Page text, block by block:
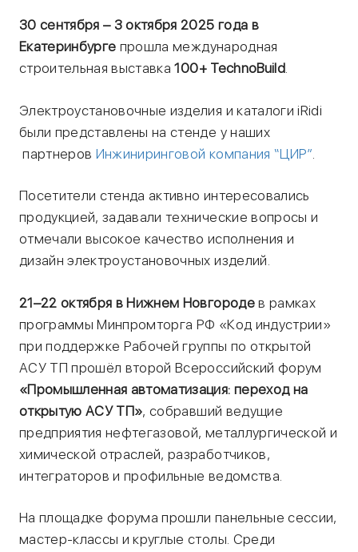
30 сентября – 3 октября 2025 года в
Екатеринбурге прошла международная
строительная выставка100+ TechnoBuild.
Электроустановочные изделия и каталоги iRidi
были представлены на стенде у наших
партнеров Инжиниринговой компания “ЦИР”
Посетители стенда активно интересовались
продукцией, задавали технические вопросы и
отмечали высокое качество исполнения и
дизайн электроустановочных изделий.
21–22 октября в Нижнем Новгородев рамках
программы Минпромторга РФ «Код индустрии»
при поддержке Рабочей группы по открытой
АСУ ТП прошёл второй Всероссийский форум
«Промышленная автоматизация: переход на
открытую АСУ ТП», собравший ведущие
предприятия нефтегазовой, металлургической и
химической отраслей, разработчиков,
интеграторов и профильные ведомства.
На площадке форума прошли панельные сессии,
мастер-классы и круглые столы. Среди